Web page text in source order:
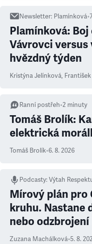
Newsletter: Plamínková•
Plamínková:
Vávrovci versus
hvězdný týden
Kristýna Jelínková,
Ranní postřeh•2 minuty
Tomáš Brolík:
elektrická
Tomáš Brolík•6. 8. 2026
Podcasty:Výtah
Mírový plán pro
kruhu. Nastane
nebo odzbrojení
Zuzana Machálková•5. 8.